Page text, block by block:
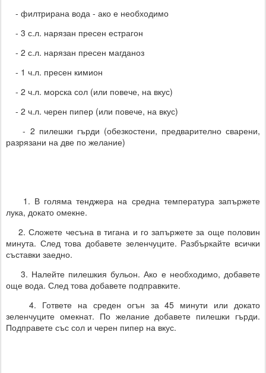
- филтрирана вода - ако е необходимо
- 3 с.л. нарязан пресен естрагон
- 2 с.л. нарязан пресен магданоз
- 1 ч.л. пресен кимион
- 2 ч.л. морска сол (или повече, на вкус)
- 2 ч.л. черен пипер (или повече, на вкус)
- 2 пилешки гърди (обезкостени, предварително сварени,
разрязани на две по желание)
1. В голяма тенджера на средна температура запържете
лука, докато омекне.
2. Сложете чесъна в тигана и го запържете за още половин
минута. След това добавете зеленчуците. Разбъркайте всички
съставки заедно.
3. Налейте пилешкия бульон. Ако е необходимо, добавете
още вода. След това добавете подправките.
4. Гответе на среден огън за 45 минути или докато
зеленчуците омекнат. По желание добавете пилешки гърди.
Подправете със сол и черен пипер на вкус.